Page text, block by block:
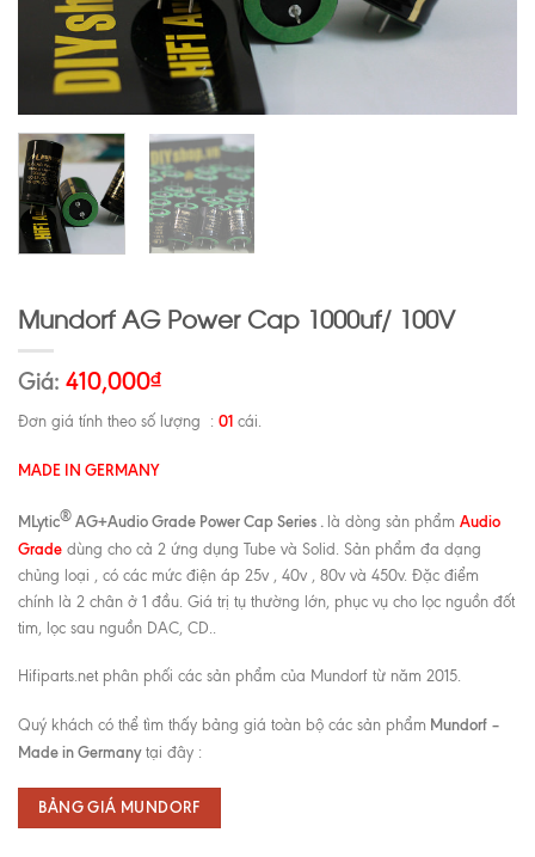
Mundorf AG Power Cap 1000uf/ 100V
Giá: 410,000₫
Đơn giá tính theo số lượng : 01 cái.
MADE IN GERMANY
MLytic® AG+Audio Grade Power Cap Series . là dòng sản phẩm Audio
Grade dùng cho cả 2 ứng dụng Tube và Solid. Sản phẩm đa dạng
chủng loại , có các mức điện áp 25v , 40v , 80v và 450v. Đặc điểm
chính là 2 chân ở 1 đầu. Giá trị tụ thường lớn, phục vụ cho lọc nguồn đốt
tim, lọc sau nguồn DAC, CD..
Hifiparts.net phân phối các sản phẩm của Mundorf từ năm 2015.
Quý khách có thể tìm thấy bảng giá toàn bộ các sản phẩm Mundorf –
Made in Germanytại đây :
BẢNG GIÁ MUNDORF